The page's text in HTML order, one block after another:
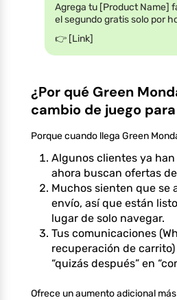
Agrega tu [Product Name]
el segundo gratis solo por
👉 [Link]
¿Por qué Green
cambio de juego
Porque cuando llega Green
Algunos clientes ya
ahora buscan ofertas
Muchos sienten que se
envío, así que están
lugar de solo navegar.
Tus comunicaciones
recuperación de
“quizás después” en
Ofrece un aumento adicional